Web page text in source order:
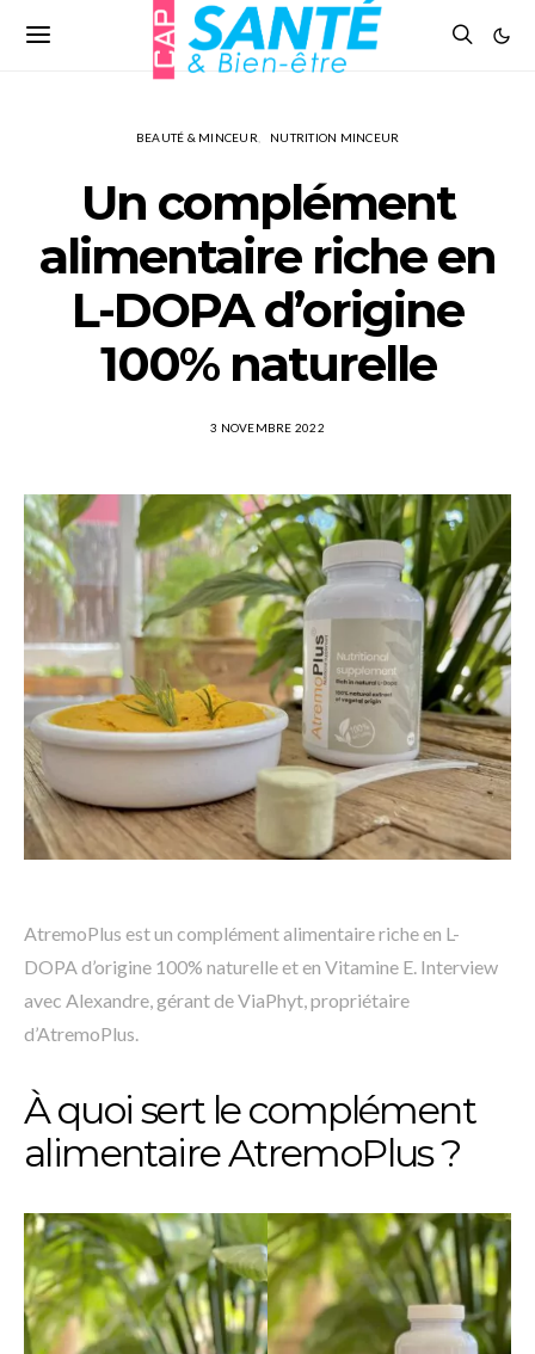
BEAUTÉ & MINCEUR NUTRITION MINCEUR
Un complément
alimentaire riche en
L-DOPA d’origine
100% naturelle
3 NOVEMBRE 2022
AtremoPlus est un complément alimentaire riche en L-
DOPA d’origine 100% naturelle et en Vitamine E. Interview
avec Alexandre, gérant de ViaPhyt, propriétaire
d’AtremoPlus.
À quoi sert le complément
alimentaire AtremoPlus ?